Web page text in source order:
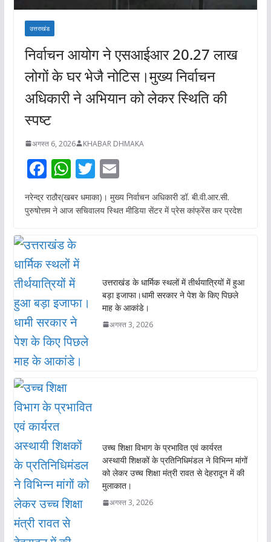
उत्तराखंड
निर्वाचन आयोग ने एसआईआर 20.27 लाख
लोगों के घर भेजै नोटिस।मुख्य निर्वाचन
अधिकारी ने अभियान को लेकर स्थिति की
स्पष्ट
अगस्त 6, 2026 KHABAR DHMAKA
F
ac
e
o
o
k
W
h
at
A
p
p
T
w
itt
E
m
ai
नरेन्द्र राठौर(खबर धमाका)। मुख्य निर्वाचन अधिकारी डॉ. बी.वी.आर.सी.
पुरुषोत्तम ने आज सचिवालय स्थित मीडिया सेंटर में प्रेस कांफ्रेंस कर प्रदेश
उत्तराखंड के धार्मिक स्थलों में तीर्थयात्रियों में हुआ
बड़ा इजाफा।धामी सरकार ने पेश के किए पिछले
माह के आकांडे।
अगस्त 3, 2026
उच्च शिक्षा विभाग के प्रभावित एवं कार्यरत
अस्थायी शिक्षकों के प्रतिनिधिमंडल ने विभिन्न मांगों
को लेकर उच्च शिक्षा मंत्री रावत से देहरादून में की
मुलाकात।
अगस्त 3, 2026